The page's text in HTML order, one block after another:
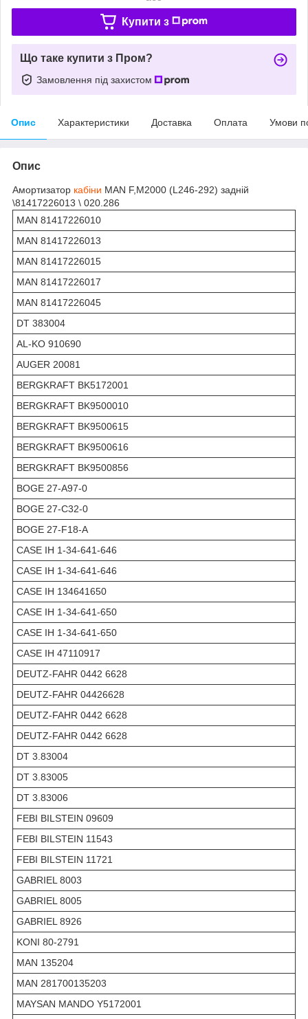
Купити з
Що таке купити з Пром?
Замовлення під захистом
Опис Характеристики Доставка Оплата Умови
Опис
Амортизатор кабіни MAN F,M2000 (L246-292) задній
\81417226013 \ 020.286
MAN 81417226010
MAN 81417226013
MAN 81417226015
MAN 81417226017
MAN 81417226045
DT 383004
AL-KO 910690
AUGER 20081
BERGKRAFT BK5172001
BERGKRAFT BK9500010
BERGKRAFT BK9500615
BERGKRAFT BK9500616
BERGKRAFT BK9500856
BOGE 27-A97-0
BOGE 27-C32-0
BOGE 27-F18-A
CASE IH 1-34-641-646
CASE IH 1-34-641-646
CASE IH 134641650
CASE IH 1-34-641-650
CASE IH 1-34-641-650
CASE IH 47110917
DEUTZ-FAHR 0442 6628
DEUTZ-FAHR 04426628
DEUTZ-FAHR 0442 6628
DEUTZ-FAHR 0442 6628
DT 3.83004
DT 3.83005
DT 3.83006
FEBI BILSTEIN 09609
FEBI BILSTEIN 11543
FEBI BILSTEIN 11721
GABRIEL 8003
GABRIEL 8005
GABRIEL 8926
KONI 80-2791
MAN 135204
MAN 281700135203
MAYSAN MANDO Y5172001